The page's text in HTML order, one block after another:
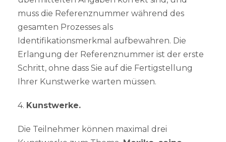
muss die Referenznummer während des
gesamten Prozesses als
Identifikationsmerkmal aufbewahren. Die
Erlangung der Referenznummer ist der erste
Schritt, ohne dass Sie auf die Fertigstellung
Ihrer Kunstwerke warten müssen.
4. Kunstwerke.
Die Teilnehmer können maximal drei